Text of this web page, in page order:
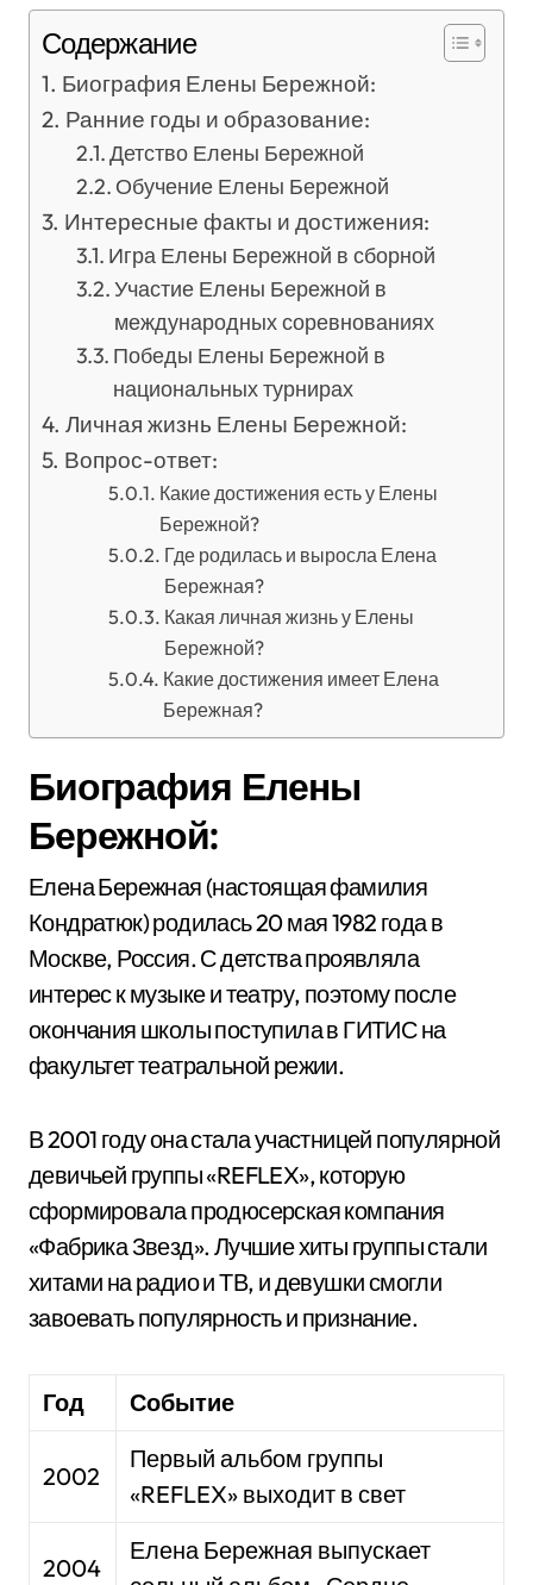
Содержание
Биография Елены Бережной:
Ранние годы и образование:
Детство Елены Бережной
Обучение Елены Бережной
Интересные факты и достижения:
Игра Елены Бережной в сборной
Участие Елены Бережной в
международных соревнованиях
Победы Елены Бережной в
национальных турнирах
Личная жизнь Елены Бережной:
Вопрос-ответ:
Какие достижения есть у Елены
Бережной?
Где родилась и выросла Елена
Бережная?
Какая личная жизнь у Елены
Бережной?
Какие достижения имеет Елена
Бережная?
Биография Елены
Бережной:
Елена Бережная (настоящая фамилия
Кондратюк) родилась 20 мая 1982 года в
Москве, Россия. С детства проявляла
интерес к музыке и театру, поэтому после
окончания школы поступила в ГИТИС на
факультет театральной режии.
В 2001 году она стала участницей популярной
девичьей группы «REFLEX», которую
сформировала продюсерская компания
«Фабрика Звезд». Лучшие хиты группы стали
хитами на радио и ТВ, и девушки смогли
завоевать популярность и признание.
Год Событие
2002
Первый альбом группы
«REFLEX» выходит в свет
2004
Елена Бережная выпускает